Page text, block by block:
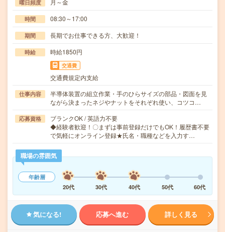
曜日頻度 月～金
時間 08:30～17:00
期間 長期でお仕事できる方、大歓迎！
時給 時給1850円
交通費
交通費規定内支給
仕事内容
半導体装置の組立作業・手のひらサイズの部品・図面を見
ながら決まったネジやナットをそれぞれ使い、コツコ…
応募資格
ブランクOK / 英語力不要
◆経験者歓迎！〇まずは事前登録だけでもOK！履歴書不要
で気軽にオンライン登録★氏名・職種などを入力す…
職場の雰囲気
年齢層
20代
30代 40代 50代 60代
気になる! 応募へ進む 詳しく見る